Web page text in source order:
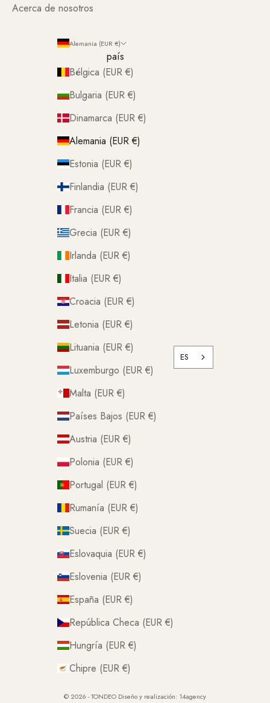
Acerca de nosotros
Alemania (EUR €)
país
Bélgica (EUR €)
Bulgaria (EUR €)
Dinamarca (EUR €)
Alemania (EUR €)
Estonia (EUR €)
Finlandia (EUR €)
Francia (EUR €)
Grecia (EUR €)
Irlanda (EUR €)
Italia (EUR €)
Croacia (EUR €)
Letonia (EUR €)
Lituania (EUR €)
Luxemburgo (EUR €)
Malta (EUR €)
Países Bajos (EUR €)
Austria (EUR €)
Polonia (EUR €)
Portugal (EUR €)
Rumanía (EUR €)
Suecia (EUR €)
Eslovaquia (EUR €)
Eslovenia (EUR €)
España (EUR €)
República Checa (EUR €)
Hungría (EUR €)
Chipre (EUR €)
ES
© 2026 - TONDEO Diseño y realización: 14agency